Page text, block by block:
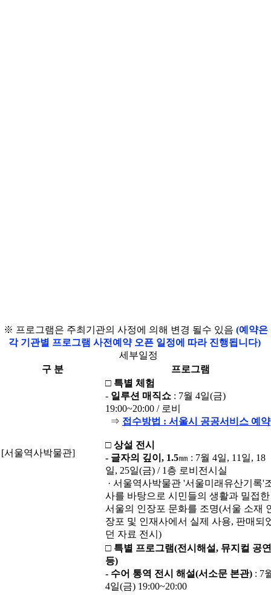
※ 프로그램은 주최기관의 사정에 의해 변경 될수 있음 (예약은
각 기관별 프로그램 사전예약 오픈 일정에 따라 진행됩니다)
세부일정
구 분
프로그램
[서울역사박물관]
□ 특별 체험
- 일루션 매직쇼 : 7월 4일(금)
19:00~20:00 / 로비
⇒ 접수방법 : 서울시 공공서비스 예약
□ 상설 전시
- 글자의 깊이, 1.5㎜ : 7월 4일, 11일, 18
일, 25일(금) / 1층 로비전시실
· 서울역사박물관 '서울미래유산기록'
사를 바탕으로 시민들의 생활과 밀접한
서울의 인장포 문화를 조명(서울 소재
장포 및 인재사에서 실제 사용, 판매되
던 자료 전시)
□ 특별 프로그램(전시해설, 뮤지컬 공연
등)
- 수어 통역 전시 해설(서소문 본관) : 7
4일(금) 19:00~20:00